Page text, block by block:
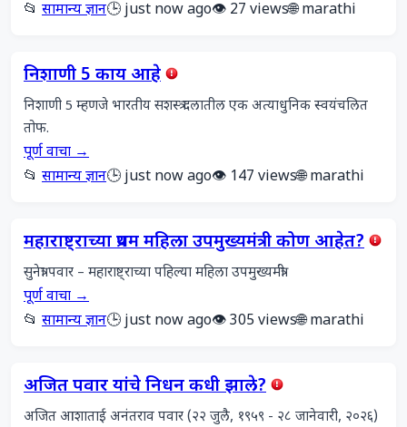
📂 सामान्य ज्ञान🕒 just now ago👁️ 27 views🌐 marathi
निशाणी 5 काय आहे
निशाणी 5 म्हणजे भारतीय सशस्त्र दलातील एक अत्याधुनिक स्वयंचलित
तोफ.
पूर्ण वाचा →
📂 सामान्य ज्ञान🕒 just now ago👁️ 147 views🌐 marathi
महाराष्ट्राच्या प्रथम महिला उपमुख्यमंत्री कोण आहेत?
सुनेत्रा पवार – महाराष्ट्राच्या पहिल्या महिला उपमुख्यमंत्री
पूर्ण वाचा →
📂 सामान्य ज्ञान🕒 just now ago👁️ 305 views🌐 marathi
अजित पवार यांचे निधन कधी झाले?
अजित आशाताई अनंतराव पवार (२२ जुलै, १९५९ - २८ जानेवारी, २०२६)